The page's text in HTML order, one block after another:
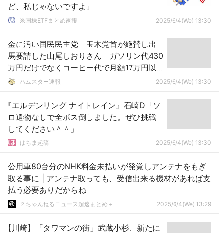
ど、私じゃないですよ」
米国株ETFまとめ速報 2025/6/4(We) 13:30
金に汚い国民民主党 玉木党首が絶賛し出
馬要請した山尾しおりさん ガソリン代430
万円だけでなくコーヒー代で月額17万円以
上を不正計上
ハムスター速報 2025/6/4(We) 13:30
『エルデンリング ナイトレイン』石崎D「ソ
ロ遺物なしで全ボス倒しました。ぜひ挑戦
してください＾＾」
はちま起稿 2025/6/4(We) 13:30
公用車80台分のNHK料金未払いが発覚しアンテナをもぎ
取る事に | アンテナ取っても、受信出来る機材があれば支
払う必要ありだからね
２ちゃんねるニュース超速まとめ＋ 2025/6/4(We) 13:29
【川崎】「タワマンの街」武蔵小杉、新たに